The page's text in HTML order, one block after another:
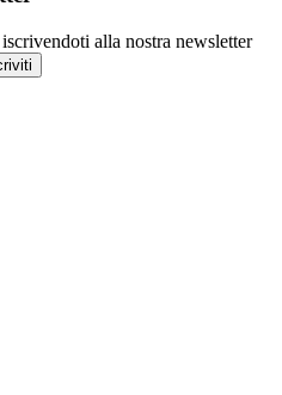
alla nostra newsletter